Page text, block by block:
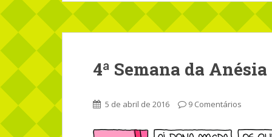
4ª Semana da Anésia
5 de abril de 2016 9 Comentários